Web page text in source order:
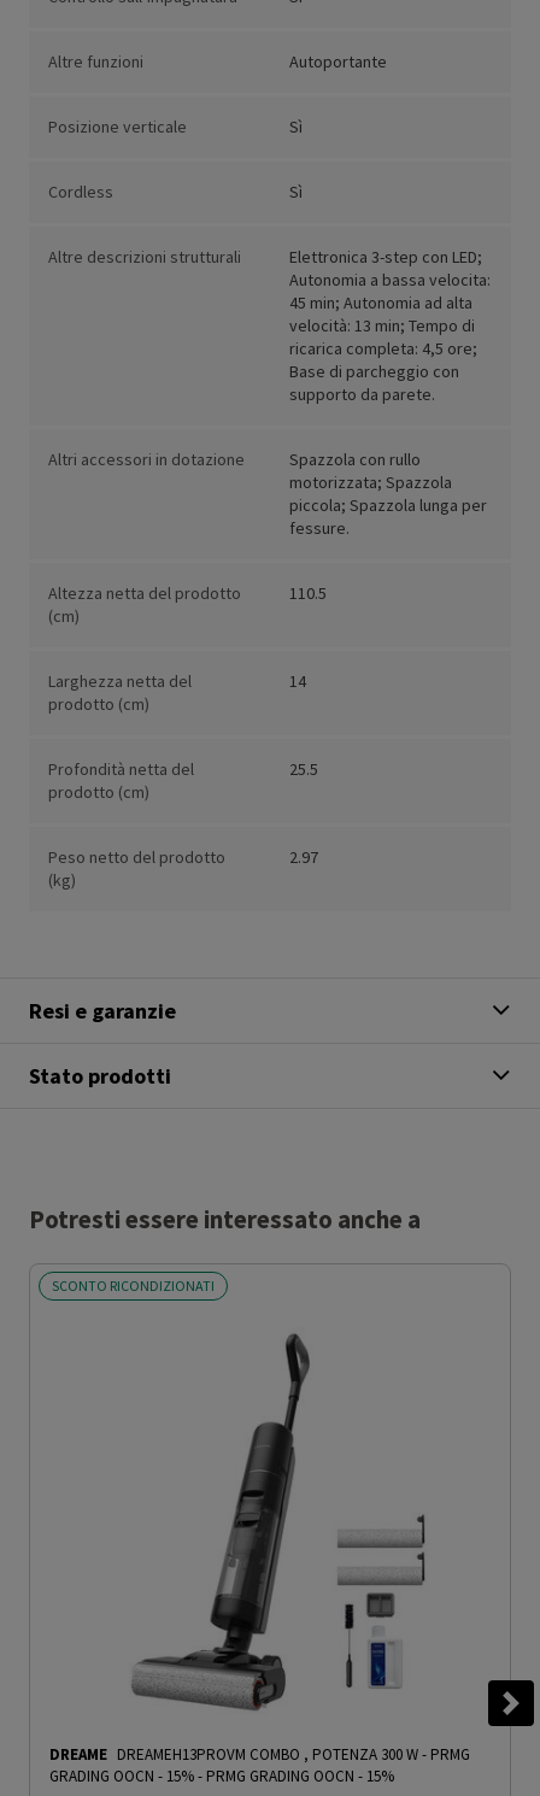
Altre funzioni Autoportante
Posizione verticale Sì
Cordless Sì
Altre descrizioni strutturali
Elettronica 3-step con LED;
Autonomia a bassa velocita:
45 min; Autonomia ad alta
velocità: 13 min; Tempo di
ricarica completa: 4,5 ore;
Base di parcheggio con
supporto da parete.
Altri accessori in dotazione
Spazzola con rullo
motorizzata; Spazzola
piccola; Spazzola lunga per
fessure.
Altezza netta del prodotto
(cm)
110.5
Larghezza netta del
prodotto (cm)
14
Profondità netta del
prodotto (cm)
25.5
Peso netto del prodotto
(kg)
2.97
Resi e garanzie
Stato prodotti
Potresti essere interessato anche a
SCONTO RICONDIZIONATI
DREAME DREAMEH13PROVM COMBO , POTENZA 300 W - PRMG
GRADING OOCN - 15%- PRMG GRADING OOCN - 15%